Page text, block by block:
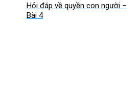
Hỏi đáp về quyền con người –
Bài 4